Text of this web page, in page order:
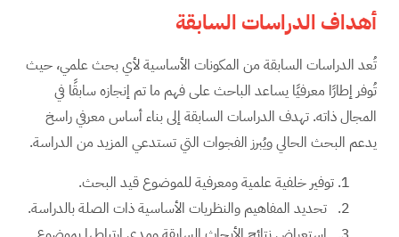
أهداف الدراسات السابقة
تُعد الدراسات السابقة من المكونات الأساسية لأي بحث علمي، حيث
تُوفر إطارًا معرفيًا يساعد الباحث على فهم ما تم إنجازه سابقًا في
المجال ذاته. تهدف الدراسات السابقة إلى بناء أساس معرفي راسخ
يدعم البحث الحالي ويُبرز الفجوات التي تستدعي المزيد من الدراسة.
توفير خلفية علمية ومعرفية للموضوع قيد البحث.
تحديد المفاهيم والنظريات الأساسية ذات الصلة بالدراسة.